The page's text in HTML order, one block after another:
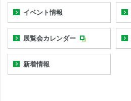
イベント情報
展覧会カレンダー
新着情報